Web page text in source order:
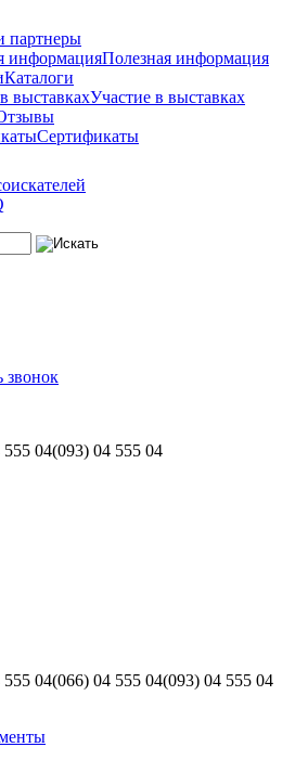
партнеры
Полезная информация
Каталоги
Участие в выставках
Сертификаты
звонок
555 04(093) 04 555 04
555 04(066) 04 555 04(093) 04 555 04